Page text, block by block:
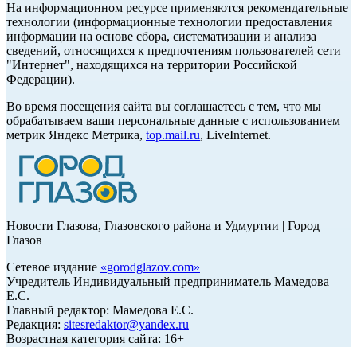
На информационном ресурсе применяются рекомендательные
технологии (информационные технологии предоставления
информации на основе сбора, систематизации и анализа
сведений, относящихся к предпочтениям пользователей сети
"Интернет", находящихся на территории Российской
Федерации).
Во время посещения сайта вы соглашаетесь с тем, что мы
обрабатываем ваши персональные данные с использованием
метрик Яндекс Метрика, top.mail.ru, LiveInternet.
Новости Глазова, Глазовского района и Удмуртии | Город
Глазов
Сетевое издание «gorodglazov.com»
Учредитель Индивидуальный предприниматель Мамедова
Е.С.
Главный редактор: Мамедова Е.С.
Редакция: sitesredaktor@yandex.ru
Возрастная категория сайта: 16+